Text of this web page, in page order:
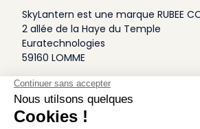
SkyLantern est une marque RUBEE
2 allée de la Haye du Temple
Euratechnologies
59160 LOMME
A Propos
Qui sommes-nous